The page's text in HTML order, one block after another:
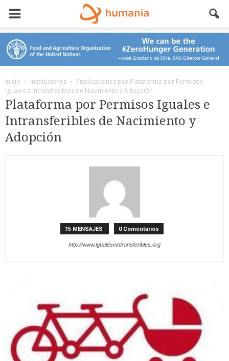
Inicio Instituciones
Publicaciones por Plataforma por Permisos
Iguales e Intransferibles de Nacimiento y Adopción
Plataforma por Permisos Iguales e
Intransferibles de Nacimiento y
Adopción
15 MENSAJES 0 Comentarios
http://www.igualeseintransferibles.org